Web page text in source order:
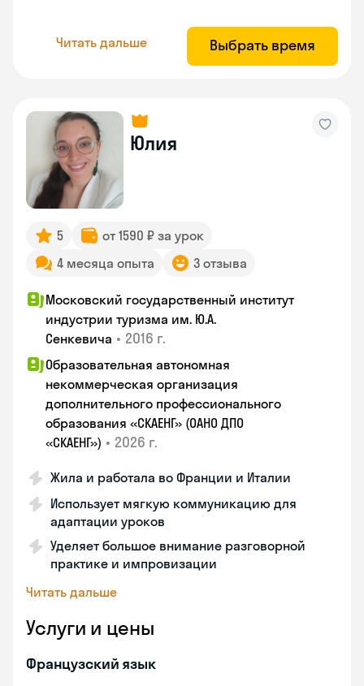
Читать дальше Выбрать время
Юлия
5
от 1590 ₽ за урок
4 месяца опыта
3 отзыва
Московский государственный институт
индустрии туризма им. Ю.А.
Сенкевича • 2016 г.
Образовательная автономная
некоммерческая организация
дополнительного профессионального
образования «СКАЕНГ» (ОАНО ДПО
«СКАЕНГ») • 2026 г.
Жила и работала во Франции и Италии
Использует мягкую коммуникацию для
адаптации уроков
Уделяет большое внимание разговорной
практике и импровизации
Читать дальше
Услуги и цены
Французский язык